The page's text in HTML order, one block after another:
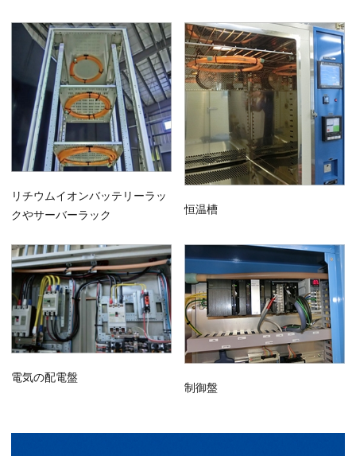
リチウムイオンバッテリーラッ
クやサーバーラック
恒温槽
電気の配電盤
制御盤